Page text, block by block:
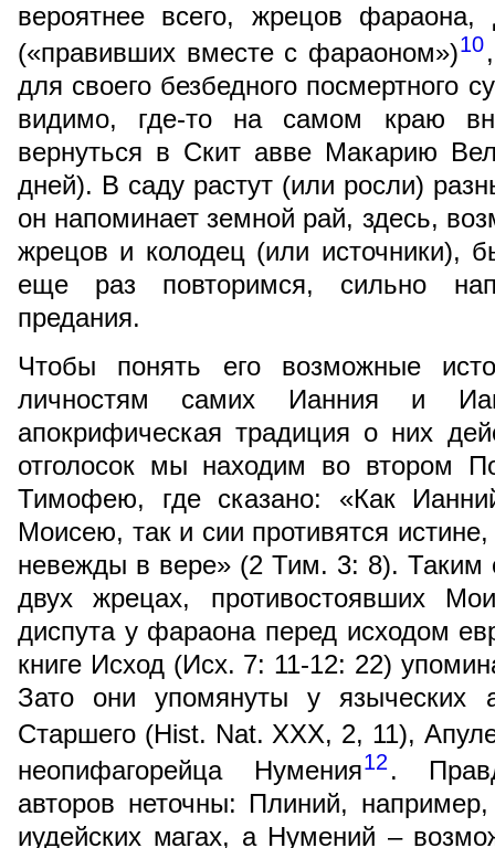
вероятнее всего, жрецов фараона,
(«правивших вместе с фараоном»)10
для своего безбедного посмертного
видимо, где-то на самом краю
вернуться в Скит авве Макарию
дней). В саду растут (или росли)
он напоминает земной рай, здесь,
жрецов и колодец (или источники),
еще раз повторимся, сильно
предания.
Чтобы понять его возможные
личностям самих Ианния и
апокрифическая традиция о них
отголосок мы находим во втором
Тимофею, где сказано: «Как
Моисею, так и сии противятся
невежды в вере» (2 Тим. 3: 8). Таким
двух жрецах, противостоявших
диспута у фараона перед исходом
книге Исход (Исх. 7: 11-12: 22)
Зато они упомянуты у
Старшего (Hist. Nat. XXX, 2, 11),
неопифагорейца Нумения12 .
авторов неточны: Плиний,
иудейских магах, а Нумений –